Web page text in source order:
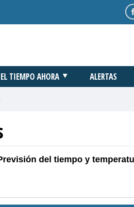
EL TIEMPO AHORA ALERTAS
del tiempo y